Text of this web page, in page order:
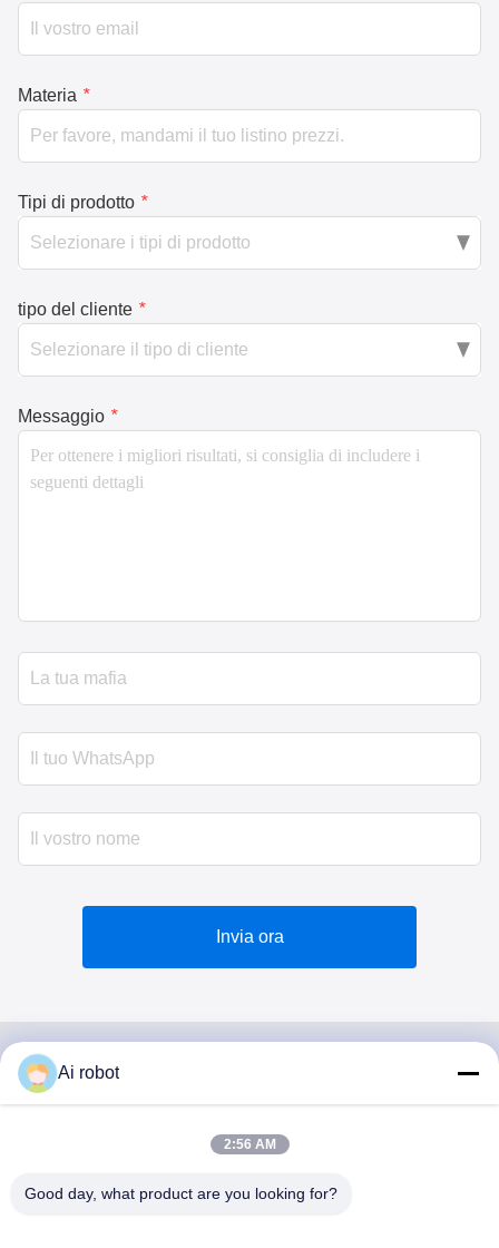
Materia *
Tipi di prodotto *
tipo del cliente *
Messaggio *
Invia ora
VIVI DENTAI
LABORATORY
Ai robot
2:56 AM
Good day, what product are you looking for?